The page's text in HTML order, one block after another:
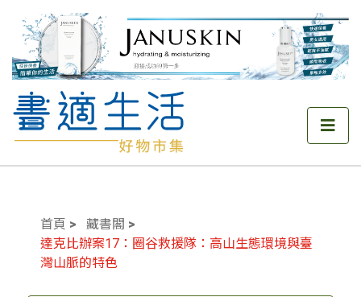
首頁
藏書閣
達克比辦案17：圈谷救援隊：高山生態環境與臺
灣山脈的特色